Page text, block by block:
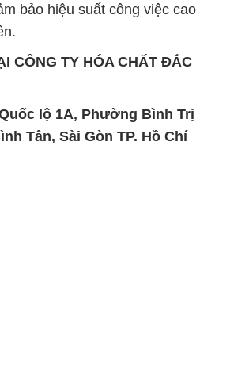
bảo hiệu suất công việc cao
CÔNG TY HÓA CHẤT ĐẮC
lộ 1A, Phường Bình Trị
Tân, Sài Gòn TP. Hồ Chí